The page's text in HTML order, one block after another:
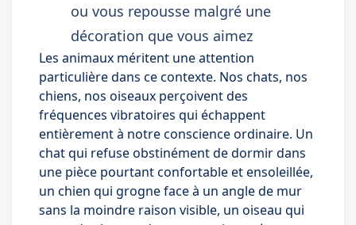
ou vous repousse malgré une
décoration que vous aimez
Les animaux méritent une attention
particulière dans ce contexte. Nos chats, nos
chiens, nos oiseaux perçoivent des
fréquences vibratoires qui échappent
entièrement à notre conscience ordinaire. Un
chat qui refuse obstinément de dormir dans
une pièce pourtant confortable et ensoleillée,
un chien qui grogne face à un angle de mur
sans la moindre raison visible, un oiseau qui